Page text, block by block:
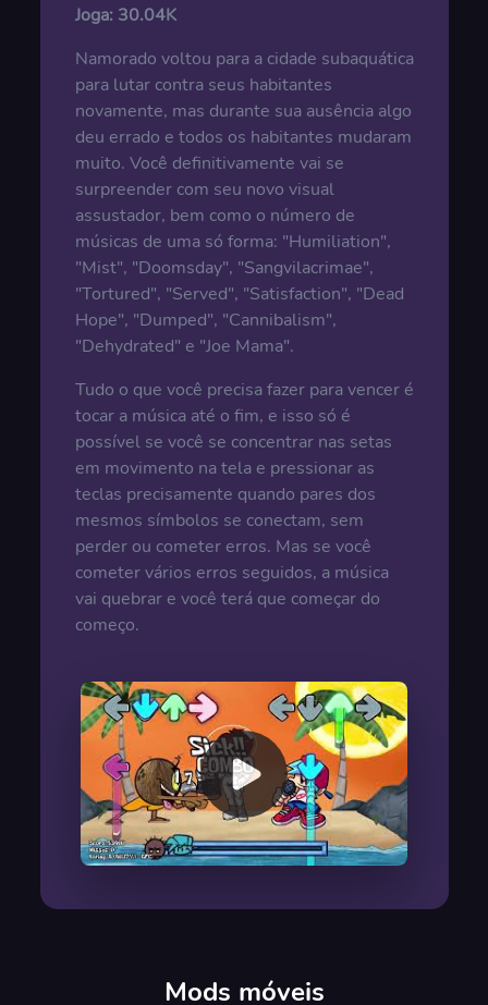
Joga: 30.04K
Namorado voltou para a cidade subaquática
para lutar contra seus habitantes
novamente, mas durante sua ausência algo
deu errado e todos os habitantes mudaram
muito. Você definitivamente vai se
surpreender com seu novo visual
assustador, bem como o número de
músicas de uma só forma: "Humiliation",
"Mist", "Doomsday", "Sangvilacrimae",
"Tortured", "Served", "Satisfaction", "Dead
Hope", "Dumped", "Cannibalism",
"Dehydrated" e "Joe Mama".
Tudo o que você precisa fazer para vencer é
tocar a música até o fim, e isso só é
possível se você se concentrar nas setas
em movimento na tela e pressionar as
teclas precisamente quando pares dos
mesmos símbolos se conectam, sem
perder ou cometer erros. Mas se você
cometer vários erros seguidos, a música
vai quebrar e você terá que começar do
começo.
Mods móveis